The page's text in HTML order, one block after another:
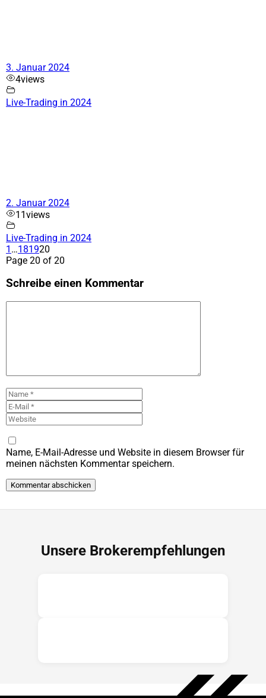
3. Januar 2024
4views
Live-Trading in 2024
2. Januar 2024
11views
Live-Trading in 2024
1 …181920
Page 20 of 20
Schreibe einen Kommentar
Name
Mail
Name, E-Mail-Adresse und Website in diesem Browser für
meinen nächsten Kommentar speichern.
Unsere Brokerempfehlungen